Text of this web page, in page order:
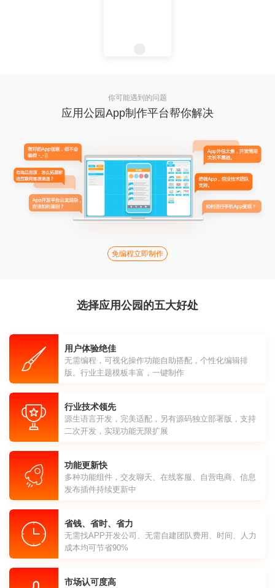
你可能遇到的问题
应用公园App制作平台帮你解决
免编程立即制作
选择应用公园的五大好处
用户体验绝佳
无需编程，可视化操作功能自助搭配，个性化编辑排
版。行业主题模板丰富，一键制作
行业技术领先
源生语言开发，完美适配，另有源码独立部署版，支持
二次开发，实现功能无限扩展
功能更新快
多种功能组件，交友聊天、在线客服、自营电商、信息
发布插件持续更新中
省钱、省时、省力
无需找APP开发公司、无需自建团队费用、时间、人力
成本均可节省90%
市场认可度高